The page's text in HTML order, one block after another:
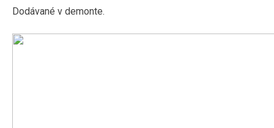
Dodávané v demonte.